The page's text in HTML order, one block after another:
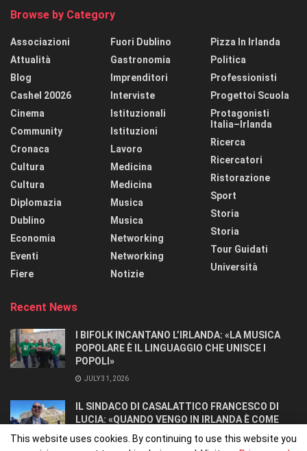
Browse by Category
Associazioni
Attualità
Blog
Cashel 20026
Cinema
Community
Cronaca
Cultura
Cultura
Diplomazia
Dublino
Economia
Eventi
Fiere
Fuori Dublino
Gastronomia
Imprenditori
Interviste
Istituzionali
Istituzioni
Lavoro
Medicina
Medicina
Musica
Musica
Networking
Networking
Notizie
Pizza In Irlanda
Politica
Professionisti
Progettoi Scuola
Protagonisti
Italia–Irlanda
Ricerca
Ricercatori
Ristorazione
Sport
Storia
Storia
Tour Guidati
Università
Recent News
I BIFOLK INCANTANO L’IRLANDA: «LA MUSICA
POPOLARE È IL LINGUAGGIO CHE UNISCE I
POPOLI»
JULY 31, 2026
IL SINDACO DI CASALATTICO FRANCESCO DI
LUCIA: «QUANDO VENGO IN IRLANDA È COME
TORNARE A CASA».
This website uses cookies. By continuing to use this website you